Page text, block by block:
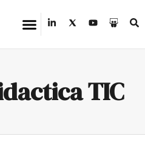
TIC